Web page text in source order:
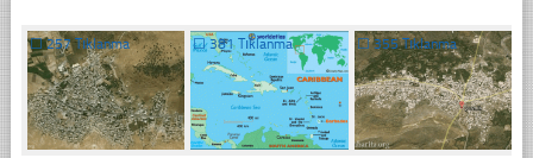
☐257 Tıklanma ☐381 Tıklanma ☐355 Tıklanma